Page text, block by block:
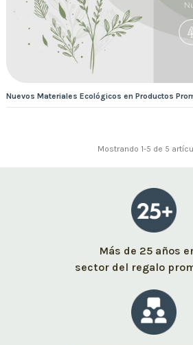
Nuevos Materiales Ecológicos en Productos
Mostrando 1-5 de 5
Más de 25 años
sector del regalo